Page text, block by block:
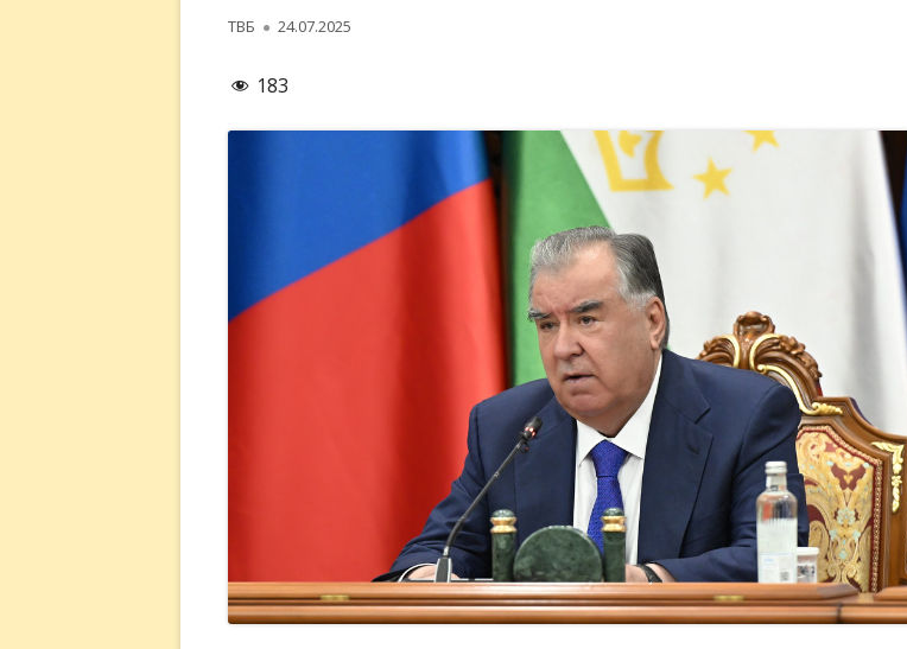
Автор
ТВБ Опубликовано
24.07.2025
183